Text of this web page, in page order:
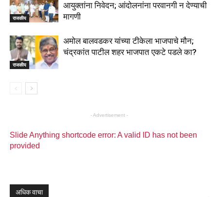
राजकीय
आयुक्तांना निवेदन; आंदोलनांना परवानगी न देण्याची
मागणी
राजकीय
अमोल बालवडकर यांच्या टीकेला भाजपाचे मौन;
चंद्रकांत पाटील शहर भाजपात एकटे पडले का?
- Advertisement -
Slide Anything shortcode error: A valid ID has not been
provided
अधिक वाचा